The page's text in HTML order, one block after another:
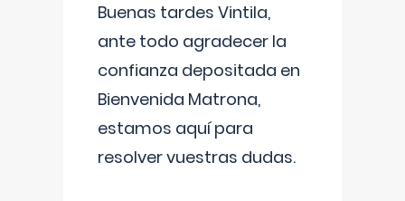
Buenas tardes Vintila,
ante todo agradecer la
confianza depositada en
Bienvenida Matrona,
estamos aquí para
resolver vuestras dudas.